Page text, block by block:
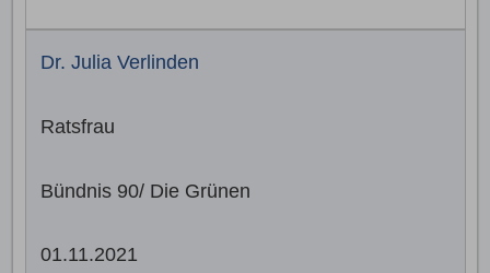
Dr. Julia Verlinden
Ratsfrau
Bündnis 90/ Die Grünen
01.11.2021